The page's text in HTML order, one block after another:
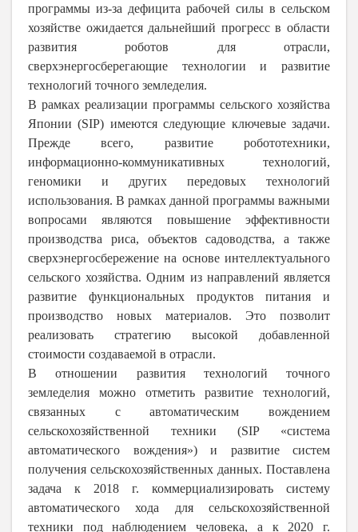
программы из-за дефицита рабочей силы в сельском
хозяйстве ожидается дальнейший прогресс в области
развития роботов для отрасли,
сверхэнергосберегающие технологии и развитие
технологий точного земледелия.
В рамках реализации программы сельского хозяйства
Японии (SIP) имеются следующие ключевые задачи.
Прежде всего, развитие робототехники,
информационно-коммуникативных технологий,
геномики и других передовых технологий
использования. В рамках данной программы важными
вопросами являются повышение эффективности
производства риса, объектов садоводства, а также
сверхэнергосбережение на основе интеллектуального
сельского хозяйства. Одним из направлений является
развитие функциональных продуктов питания и
производство новых материалов. Это позволит
реализовать стратегию высокой добавленной
стоимости создаваемой в отрасли.
В отношении развития технологий точного
земледелия можно отметить развитие технологий,
связанных с автоматическим вождением
сельскохозяйственной техники (SIP «система
автоматического вождения») и развитие систем
получения сельскохозяйственных данных. Поставлена
задача к 2018 г. коммерциализировать систему
автоматического хода для сельскохозяйственной
техники под наблюдением человека, а к 2020 г.